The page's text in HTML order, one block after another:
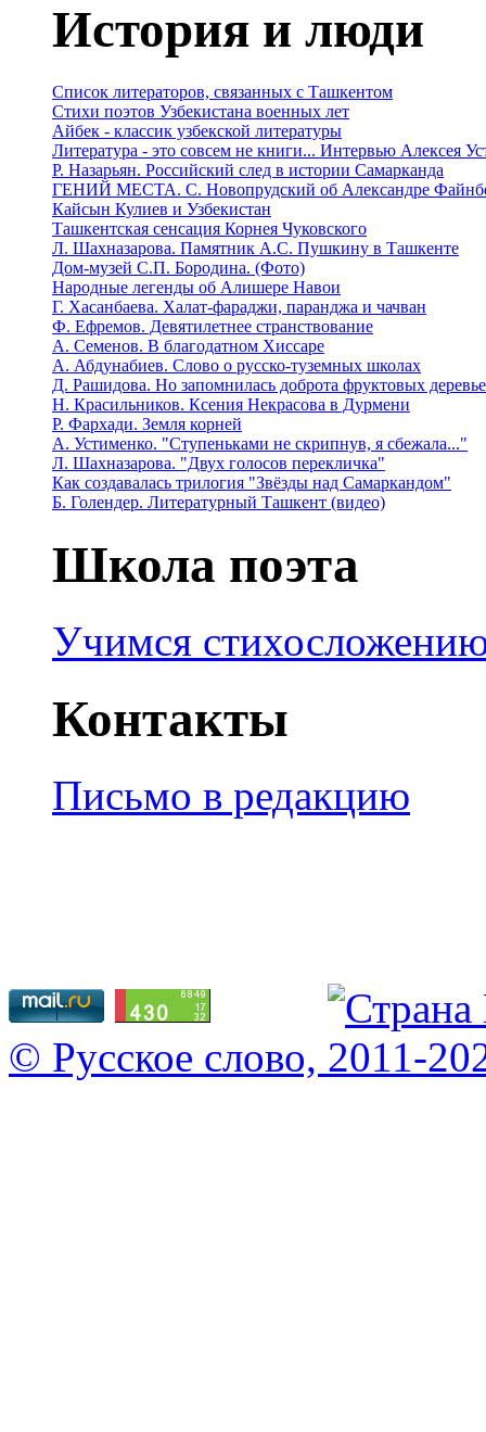
История и люди
Список литераторов, связанных с Ташкентом
Стихи поэтов Узбекистана военных лет
Айбек - классик узбекской литературы
Литература - это совсем не книги... Интервью Алексея
Р. Назарьян. Российский след в истории Самарканда
ГЕНИЙ МЕСТА. C. Новопрудский об Александре
Кайсын Кулиев и Узбекистан
Ташкентская сенсация Корнея Чуковского
Л. Шахназарова. Памятник А.С. Пушкину в Ташкенте
Дом-музей С.П. Бородина. (Фото)
Народные легенды об Алишере Навои
Г. Хасанбаева. Халат-фараджи, паранджа и чачван
Ф. Ефремов. Девятилетнее странствование
А. Семенов. В благодатном Хиссаре
А. Абдунабиев. Слово о русско-туземных школах
Д. Рашидова. Но запомнилась доброта фруктовых
Н. Красильников. Ксения Некрасова в Дурмени
Р. Фархади. Земля корней
А. Устименко. "Ступеньками не скрипнув, я сбежала..."
Л. Шахназарова. "Двух голосов перекличка"
Как создавалась трилогия "Звёзды над Самаркандом"
Б. Голендер. Литературный Ташкент (видео)
Школа поэта
Учимся
Контакты
Письмо в редакцию
© Русское слово, 2011-